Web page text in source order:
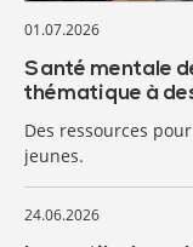
Santé mentale
thématique à
01.07.2026
Des ressources
jeunes.
24.06.2026